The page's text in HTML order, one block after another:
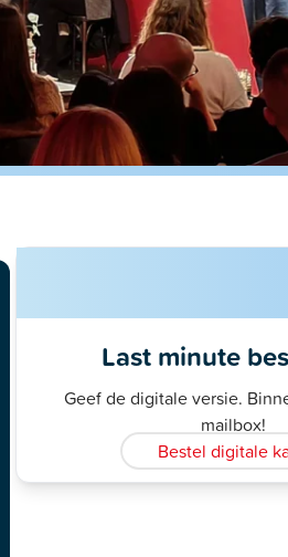
Last minute
Geef de digitale versie.
mailbox!
Bestel digitale